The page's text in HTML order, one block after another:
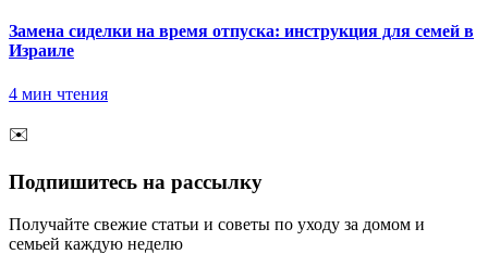
Замена сиделки на время отпуска: инструкция для семей в
Израиле
4 мин чтения
✉️
Подпишитесь на рассылку
Получайте свежие статьи и советы по уходу за домом и
семьей каждую неделю